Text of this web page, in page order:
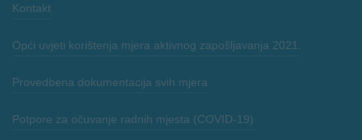
Kontakt
Opći uvjeti korištenja mjera aktivnog zapošljavanja 2021.
Provedbena dokumentacija svih mjera
Potpore za očuvanje radnih mjesta (COVID-19)